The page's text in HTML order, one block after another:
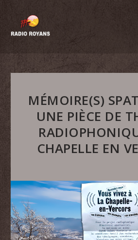
MÉMOIRE(S)
UNE PIÈCE DE
CHAPELLE EN